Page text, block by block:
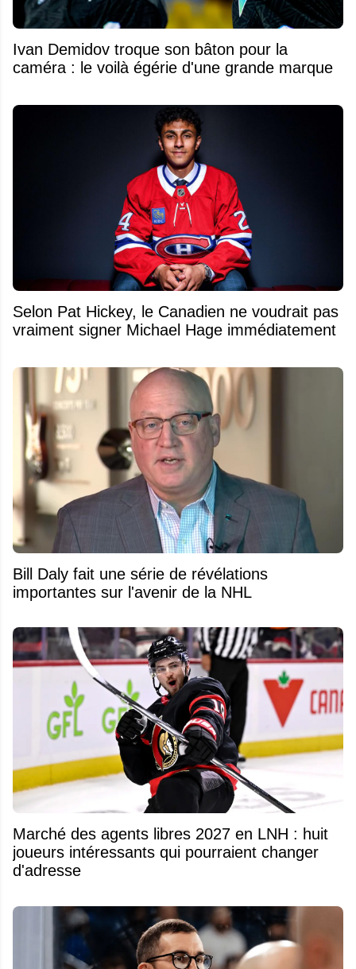
Ivan Demidov troque son bâton pour la
caméra : le voilà égérie d'une grande marque
Selon Pat Hickey, le Canadien ne voudrait pas
vraiment signer Michael Hage immédiatement
Bill Daly fait une série de révélations
importantes sur l'avenir de la NHL
Marché des agents libres 2027 en LNH : huit
joueurs intéressants qui pourraient changer
d'adresse